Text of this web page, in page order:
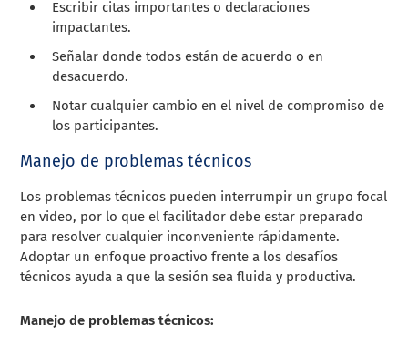
Escribir citas importantes o declaraciones
impactantes.
Señalar donde todos están de acuerdo o en
desacuerdo.
Notar cualquier cambio en el nivel de compromiso de
los participantes.
Manejo de problemas técnicos
Los problemas técnicos pueden interrumpir un grupo focal
en video, por lo que el facilitador debe estar preparado
para resolver cualquier inconveniente rápidamente.
Adoptar un enfoque proactivo frente a los desafíos
técnicos ayuda a que la sesión sea fluida y productiva.
Manejo de problemas técnicos: